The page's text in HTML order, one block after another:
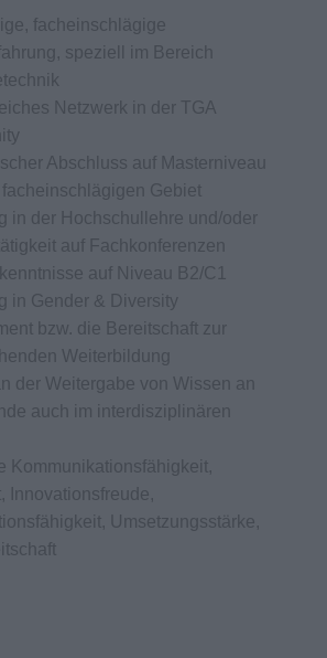
facheinschlägige
speziell im Bereich
Netzwerk in der TGA
Abschluss auf Masterniveau
facheinschlägigen Gebiet
in der Hochschullehre und/oder
auf Fachkonferenzen
auf Niveau B2/C1
in Gender & Diversity
bzw. die Bereitschaft zur
Weiterbildung
der Weitergabe von Wissen an
auch im interdisziplinären
Kommunikationsfähigkeit,
Innovationsfreude,
Umsetzungsstärke,